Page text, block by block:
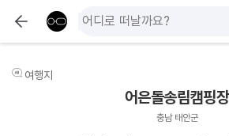
여행지
어은돌송림캠핑장
충남 태안군